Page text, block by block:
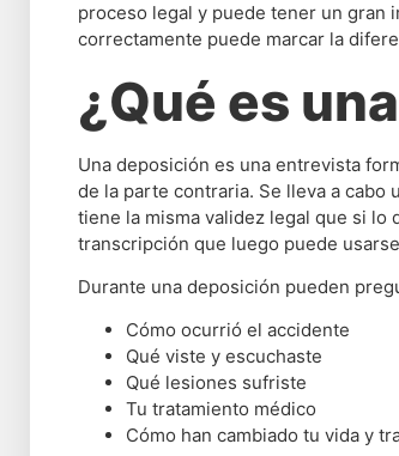
proceso legal y puede tener un gran
correctamente puede marcar la
¿Qué es
Una deposición es una entrevista
de la parte contraria. Se lleva a
tiene la misma validez legal que si lo
transcripción que luego puede
Durante una deposición pueden
Cómo ocurrió el accidente
Qué viste y escuchaste
Qué lesiones sufriste
Tu tratamiento médico
Cómo han cambiado tu vida y